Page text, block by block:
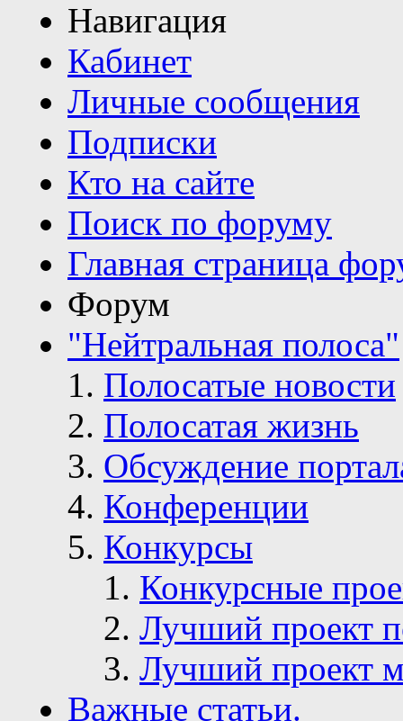
Навигация
Кабинет
Личные сообщения
Подписки
Кто на сайте
Поиск по форуму
Главная страница
Форум
"Нейтральная полоса"
Полосатые новости
Полосатая жизнь
Обсуждение
Конференции
Конкурсы
Конкурсные
Лучший проект
Лучший проект
Важные статьи.